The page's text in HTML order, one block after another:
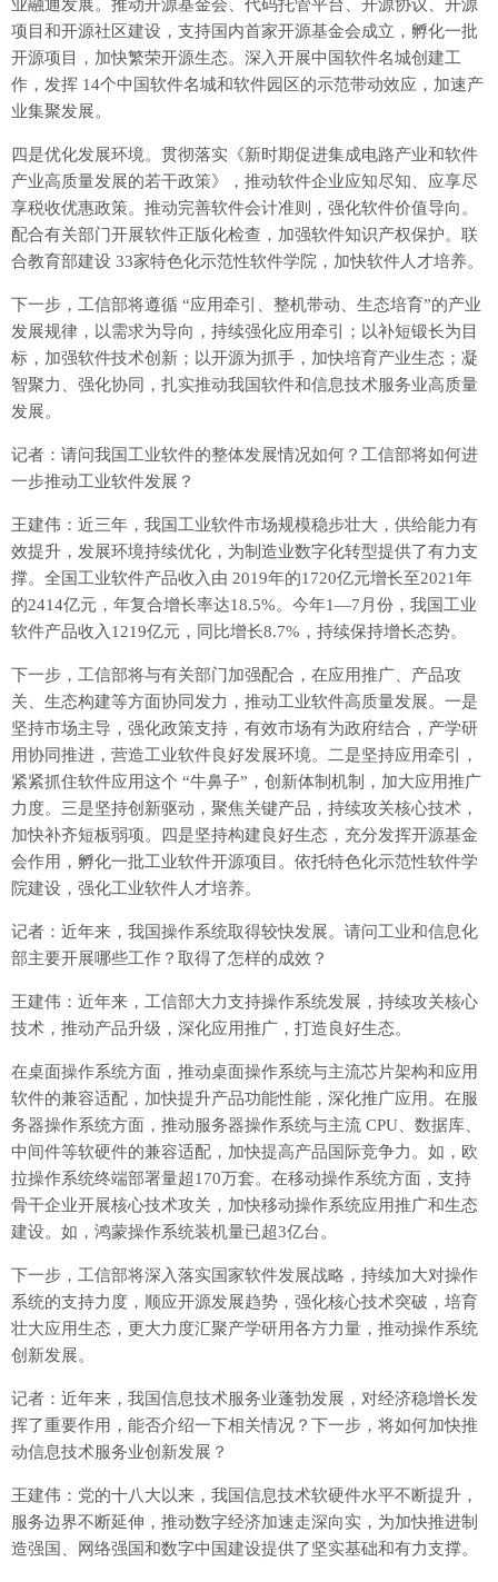
业融通发展。推动开源基金会、代码托管平台、开源协议、开源
项目和开源社区建设，支持国内首家开源基金会成立，孵化一批
开源项目，加快繁荣开源生态。深入开展中国软件名城创建工
作，发挥 14个中国软件名城和软件园区的示范带动效应，加速产
业集聚发展。
四是优化发展环境。贯彻落实《新时期促进集成电路产业和软件
产业高质量发展的若干政策》，推动软件企业应知尽知、应享尽
享税收优惠政策。推动完善软件会计准则，强化软件价值导向。
配合有关部门开展软件正版化检查，加强软件知识产权保护。联
合教育部建设 33家特色化示范性软件学院，加快软件人才培养。
下一步，工信部将遵循 “应用牵引、整机带动、生态培育”的产业
发展规律，以需求为导向，持续强化应用牵引；以补短锻长为目
标，加强软件技术创新；以开源为抓手，加快培育产业生态；凝
智聚力、强化协同，扎实推动我国软件和信息技术服务业高质量
发展。
记者：请问我国工业软件的整体发展情况如何？工信部将如何进
一步推动工业软件发展？
王建伟：近三年，我国工业软件市场规模稳步壮大，供给能力有
效提升，发展环境持续优化，为制造业数字化转型提供了有力支
撑。全国工业软件产品收入由 2019年的1720亿元增长至2021年
的2414亿元，年复合增长率达18.5%。今年1—7月份，我国工业
软件产品收入1219亿元，同比增长8.7%，持续保持增长态势。
下一步，工信部将与有关部门加强配合，在应用推广、产品攻
关、生态构建等方面协同发力，推动工业软件高质量发展。一是
坚持市场主导，强化政策支持，有效市场有为政府结合，产学研
用协同推进，营造工业软件良好发展环境。二是坚持应用牵引，
紧紧抓住软件应用这个 “牛鼻子”，创新体制机制，加大应用推广
力度。三是坚持创新驱动，聚焦关键产品，持续攻关核心技术，
加快补齐短板弱项。四是坚持构建良好生态，充分发挥开源基金
会作用，孵化一批工业软件开源项目。依托特色化示范性软件学
院建设，强化工业软件人才培养。
记者：近年来，我国操作系统取得较快发展。请问工业和信息化
部主要开展哪些工作？取得了怎样的成效？
王建伟：近年来，工信部大力支持操作系统发展，持续攻关核心
技术，推动产品升级，深化应用推广，打造良好生态。
在桌面操作系统方面，推动桌面操作系统与主流芯片架构和应用
软件的兼容适配，加快提升产品功能性能，深化推广应用。在服
务器操作系统方面，推动服务器操作系统与主流 CPU、数据库、
中间件等软硬件的兼容适配，加快提高产品国际竞争力。如，欧
拉操作系统终端部署量超170万套。在移动操作系统方面，支持
骨干企业开展核心技术攻关，加快移动操作系统应用推广和生态
建设。如，鸿蒙操作系统装机量已超3亿台。
下一步，工信部将深入落实国家软件发展战略，持续加大对操作
系统的支持力度，顺应开源发展趋势，强化核心技术突破，培育
壮大应用生态，更大力度汇聚产学研用各方力量，推动操作系统
创新发展。
记者：近年来，我国信息技术服务业蓬勃发展，对经济稳增长发
挥了重要作用，能否介绍一下相关情况？下一步，将如何加快推
动信息技术服务业创新发展？
王建伟：党的十八大以来，我国信息技术软硬件水平不断提升，
服务边界不断延伸，推动数字经济加速走深向实，为加快推进制
造强国、网络强国和数字中国建设提供了坚实基础和有力支撑。